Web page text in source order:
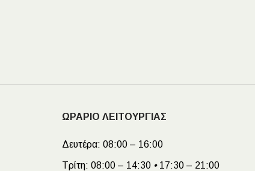
ΩΡΑΡΙΟ ΛΕΙΤΟΥΡΓΙΑΣ
Δευτέρα: 08:00 – 16:00
Τρίτη: 08:00 – 14:30 •17:30 – 21:00